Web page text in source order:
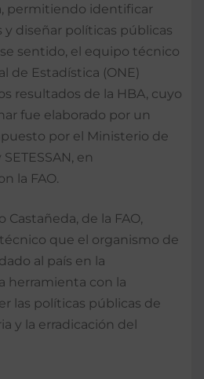
permitiendo identificar
diseñar políticas públicas
sentido, el equipo técnico
de Estadística (ONE)
resultados de la HBA, cuyo
fue elaborado por un
por el Ministerio de
en
la FAO.
Castañeda, de la FAO,
que el organismo de
al país en la
herramienta con la
las políticas públicas de
y la erradicación del